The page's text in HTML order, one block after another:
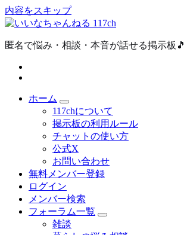
内容をスキップ
匿名で悩み・相談・本音が話せる掲示板🎵
ホーム
117chについて
掲示板の利用ルール
チャットの使い方
公式X
お問い合わせ
無料メンバー登録
ログイン
メンバー検索
フォーラム一覧
雑談